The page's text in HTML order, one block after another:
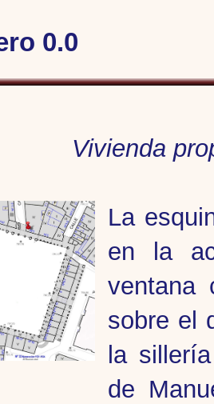
0.0
Vivienda
La
en la
ventana
sobre el
la
de